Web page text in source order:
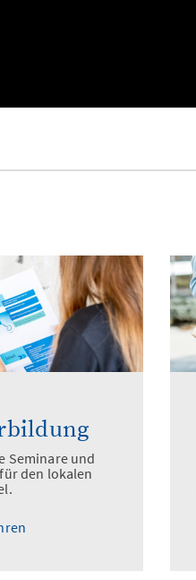
Seminare und
den lokalen